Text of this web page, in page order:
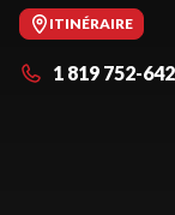
ITINÉRAIRE
1 819 752-